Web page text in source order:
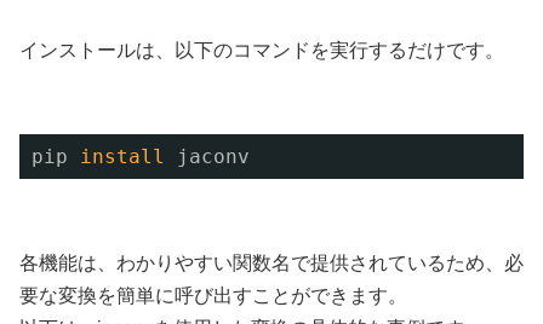
インストールは、以下のコマンドを実行するだけです。
pip install jaconv
各機能は、わかりやすい関数名で提供されているため、必
要な変換を簡単に呼び出すことができます。